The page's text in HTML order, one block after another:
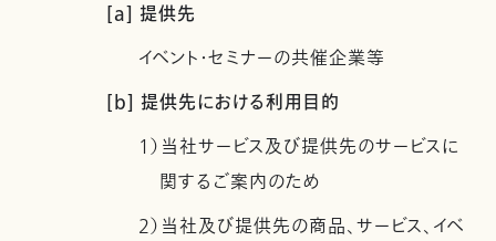
[a] 提供先
イベント・セミナーの共催企業等
[b] 提供先における利用目的
1）当社サービス及び提供先のサービスに
関するご案内のため
2）当社及び提供先の商品、サービス、イベ